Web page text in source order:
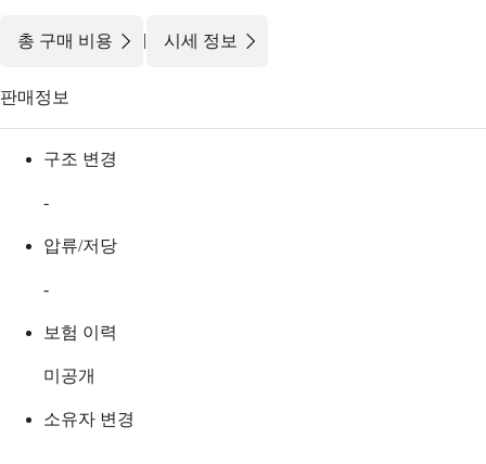
총 구매 비용 | 시세 정보
판매정보
구조 변경
-
압류/저당
-
보험 이력
미공개
소유자 변경